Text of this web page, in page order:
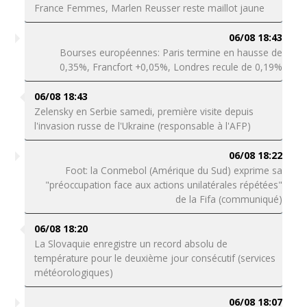
France Femmes, Marlen Reusser reste maillot jaune
06/08 18:43
Bourses européennes: Paris termine en hausse de
0,35%, Francfort +0,05%, Londres recule de 0,19%
06/08 18:43
Zelensky en Serbie samedi, première visite depuis
l'invasion russe de l'Ukraine (responsable à l'AFP)
06/08 18:22
Foot: la Conmebol (Amérique du Sud) exprime sa
"préoccupation face aux actions unilatérales répétées"
de la Fifa (communiqué)
06/08 18:20
La Slovaquie enregistre un record absolu de
température pour le deuxième jour consécutif (services
météorologiques)
06/08 18:07